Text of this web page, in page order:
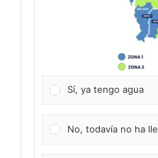
Sí, ya tengo agua
No, todavía no ha